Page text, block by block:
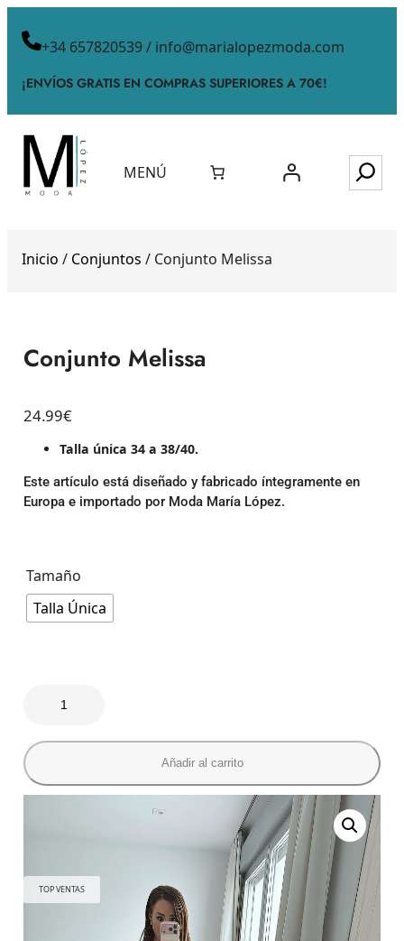
+34 657820539 / info@marialopezmoda.com
¡ENVÍOS GRATIS EN COMPRAS SUPERIORES A 70€!
MENÚ
Inicio / Conjuntos / Conjunto Melissa
Conjunto Melissa
24.99€
Talla única 34 a 38/40.
Este artículo está diseñado y fabricado íntegramente en
Europa e importado por Moda María López.
Tamaño
Talla Única
Añadir al carrito
TOP VENTAS